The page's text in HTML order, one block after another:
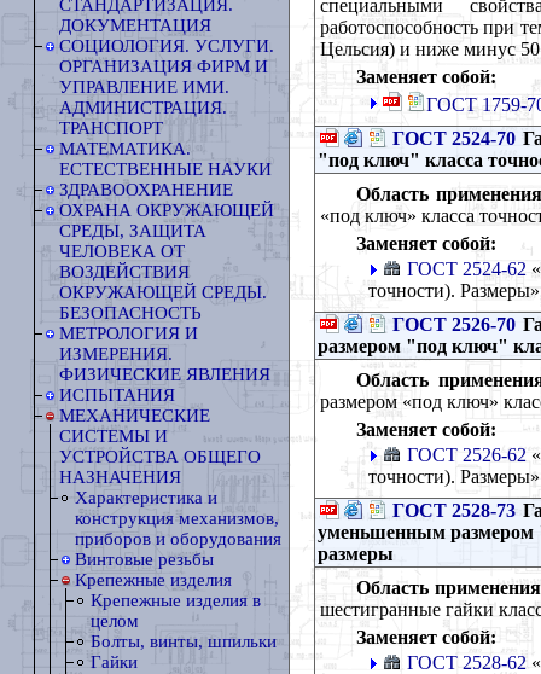
СТАНДАРТИЗАЦИЯ.
ДОКУМЕНТАЦИЯ
СОЦИОЛОГИЯ. УСЛУГИ.
ОРГАНИЗАЦИЯ ФИРМ И
УПРАВЛЕНИЕ ИМИ.
АДМИНИСТРАЦИЯ.
ТРАНСПОРТ
МАТЕМАТИКА.
ЕСТЕСТВЕННЫЕ НАУКИ
ЗДРАВООХРАНЕНИЕ
ОХРАНА ОКРУЖАЮЩЕЙ
СРЕДЫ, ЗАЩИТА
ЧЕЛОВЕКА ОТ
ВОЗДЕЙСТВИЯ
ОКРУЖАЮЩЕЙ СРЕДЫ.
БЕЗОПАСНОСТЬ
МЕТРОЛОГИЯ И
ИЗМЕРЕНИЯ.
ФИЗИЧЕСКИЕ ЯВЛЕНИЯ
ИСПЫТАНИЯ
МЕХАНИЧЕСКИЕ
СИСТЕМЫ И
УСТРОЙСТВА ОБЩЕГО
НАЗНАЧЕНИЯ
Характеристика и
конструкция механизмов,
приборов и оборудования
Винтовые резьбы
Крепежные изделия
Крепежные изделия в
целом
Болты, винты, шпильки
Гайки
специальными
работоспособность при
Цельсия) и ниже минус 50
Заменяет собой:
ГОСТ 1759-
ГОСТ 2524-70
"под ключ" класса
Область
«под ключ» класса
Заменяет собой:
ГОСТ 2524-62
точности). Размеры»
ГОСТ 2526-70
размером "под ключ"
Область
размером «под ключ»
Заменяет собой:
ГОСТ 2526-62
точности). Размеры»
ГОСТ 2528-73
уменьшенным размером
размеры
Область
шестигранные гайки
Заменяет собой:
ГОСТ 2528-62